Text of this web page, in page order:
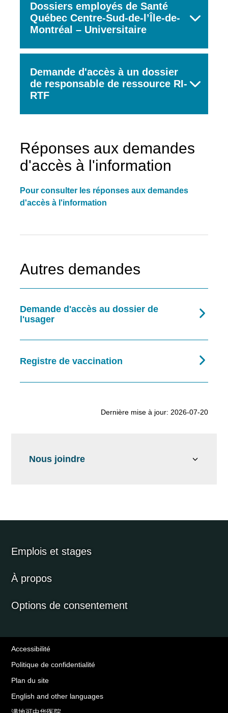
Rechercher
Nous joindre
Dossiers employés de Santé
Québec Centre-Sud-de-l’Île-de-
Montréal – Universitaire
Demande d'accès à un dossier
de responsable de ressource RI-
RTF
Réponses aux demandes
d'accès à l'information
Pour consulter les réponses aux demandes
d'accès à l'information
Autres demandes
Demande d'accès au dossier de
l'usager
Registre de vaccination
Dernière mise à jour: 2026-07-20
Emplois et stages
À propos
Options de consentement
Accessibilité
Politique de confidentialité
Plan du site
English and other languages